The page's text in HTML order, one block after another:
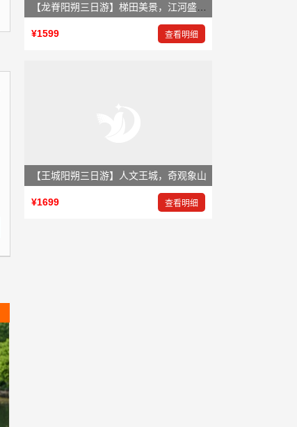
查看明细
¥1599
【王城阳朔三日游】人文王城，奇观象山
查看明细
¥1699